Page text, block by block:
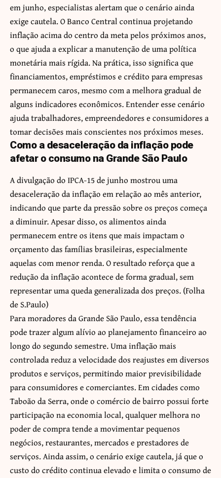
em junho, especialistas alertam que o cenário ainda
exige cautela. O Banco Central continua projetando
inflação acima do centro da meta pelos próximos anos,
o que ajuda a explicar a manutenção de uma política
monetária mais rígida. Na prática, isso significa que
financiamentos, empréstimos e crédito para empresas
permanecem caros, mesmo com a melhora gradual de
alguns indicadores econômicos. Entender esse cenário
ajuda trabalhadores, empreendedores e consumidores a
tomar decisões mais conscientes nos próximos meses.
Como a desaceleração da inflação pode
afetar o consumo na Grande São Paulo
A divulgação do IPCA-15 de junho mostrou uma
desaceleração da inflação em relação ao mês anterior,
indicando que parte da pressão sobre os preços começa
a diminuir. Apesar disso, os alimentos ainda
permanecem entre os itens que mais impactam o
orçamento das famílias brasileiras, especialmente
aquelas com menor renda. O resultado reforça que a
redução da inflação acontece de forma gradual, sem
representar uma queda generalizada dos preços. (Folha
de S.Paulo)
Para moradores da Grande São Paulo, essa tendência
pode trazer algum alívio ao planejamento financeiro ao
longo do segundo semestre. Uma inflação mais
controlada reduz a velocidade dos reajustes em diversos
produtos e serviços, permitindo maior previsibilidade
para consumidores e comerciantes. Em cidades como
Taboão da Serra, onde o comércio de bairro possui forte
participação na economia local, qualquer melhora no
poder de compra tende a movimentar pequenos
negócios, restaurantes, mercados e prestadores de
serviços. Ainda assim, o cenário exige cautela, já que o
custo do crédito continua elevado e limita o consumo de